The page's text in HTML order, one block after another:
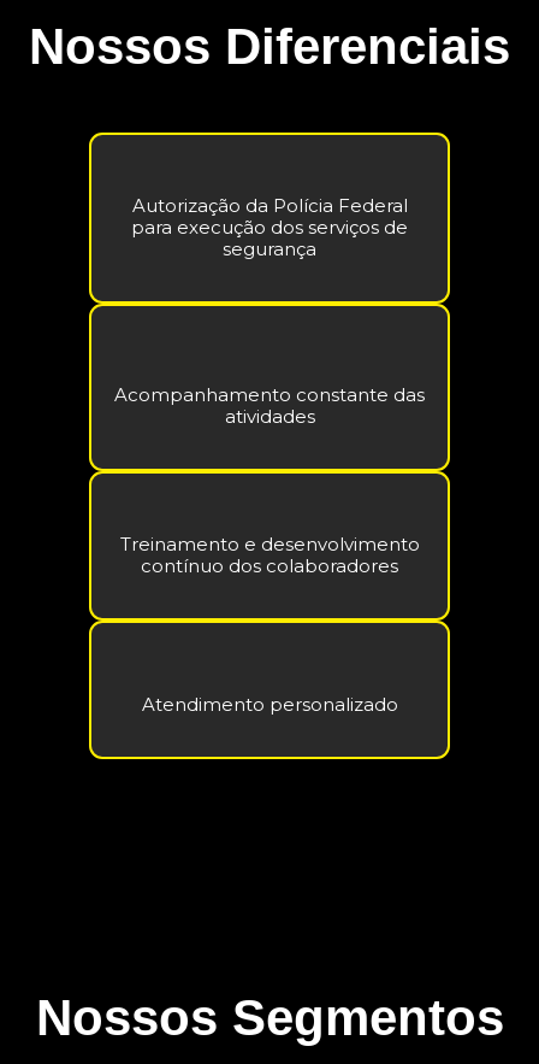
Nossos Diferenciais
Autorização da Polícia Federal
para execução dos serviços de
segurança
Acompanhamento constante das
atividades
Treinamento e desenvolvimento
contínuo dos colaboradores
Atendimento personalizado
Nossos Segmentos